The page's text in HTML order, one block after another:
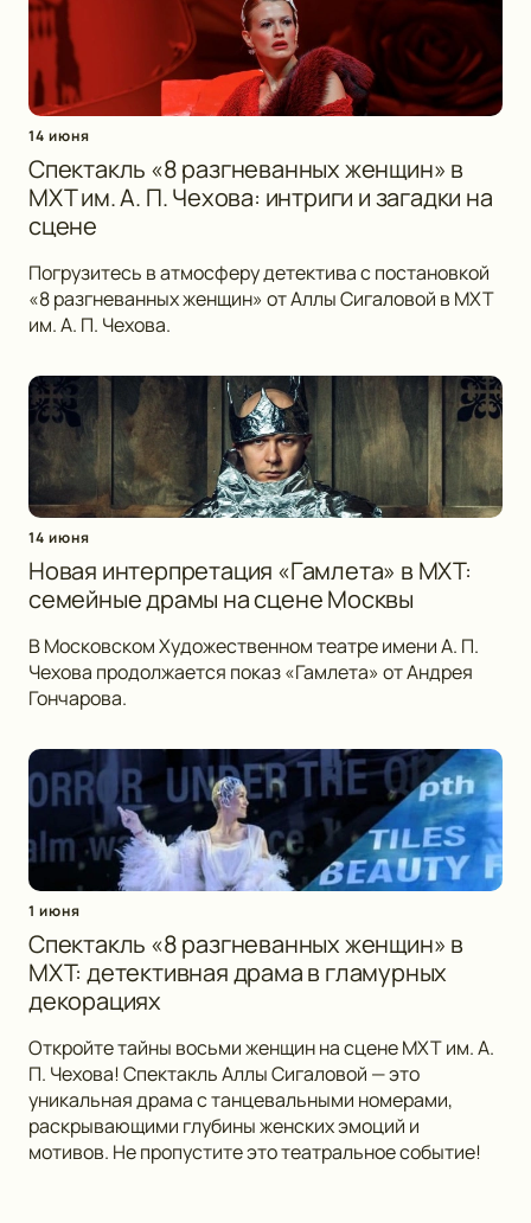
14 июня
Спектакль «8 разгневанных женщин» в
МХТ им. А. П. Чехова: интриги и загадки на
сцене
Погрузитесь в атмосферу детектива с постановкой
«8 разгневанных женщин» от Аллы Сигаловой в МХТ
им. А. П. Чехова.
14 июня
Новая интерпретация «Гамлета» в МХТ:
семейные драмы на сцене Москвы
В Московском Художественном театре имени А. П.
Чехова продолжается показ «Гамлета» от Андрея
Гончарова.
1 июня
Спектакль «8 разгневанных женщин» в
МХТ: детективная драма в гламурных
декорациях
Откройте тайны восьми женщин на сцене МХТ им. А.
П. Чехова! Спектакль Аллы Сигаловой — это
уникальная драма с танцевальными номерами,
раскрывающими глубины женских эмоций и
мотивов. Не пропустите это театральное событие!